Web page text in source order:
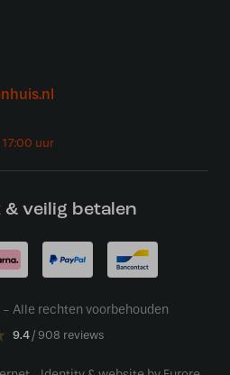
& veilig betalen
Alle rechten voorbehouden
9.4 908 reviews